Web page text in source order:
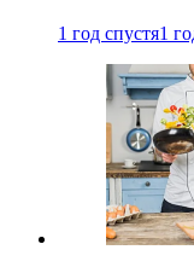
1 год спустя1